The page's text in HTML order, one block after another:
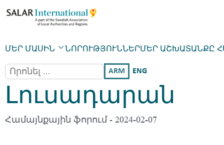
ՄԵՐ ՄԱՍԻՆ ՆՈՐՈՒԹՅՈՒՆՆԵՐՄԵՐ ԱՇԽԱՏԱՆՔԸ
ARM ENG
Լուսադարան
Համայնքային ֆորում - 2024-02-07